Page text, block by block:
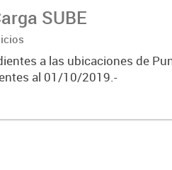
SUBE
a las ubicaciones de
al 01/10/2019.-